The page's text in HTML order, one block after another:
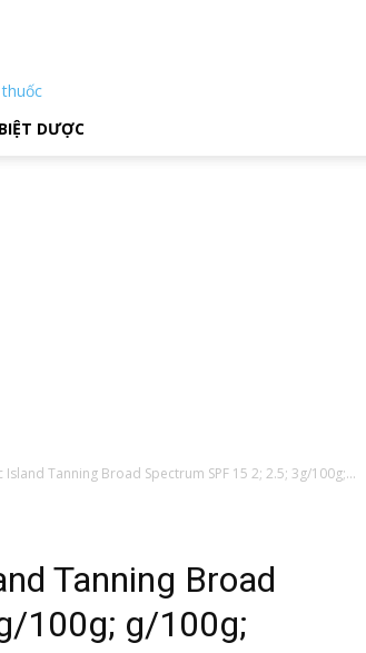
DƯỢC
Tanning Broad Spectrum SPF 15 2; 2.5; 3g/100g;...
Tanning Broad
100g; g/100g;